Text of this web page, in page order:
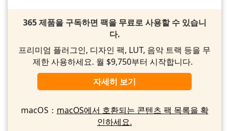
365 제품을 구독하면 팩을 무료로 사용할 수 있습니
다.
프리미엄 플러그인, 디자인 팩, LUT, 음악 트랙 등을 무
제한 사용하세요. 월 $9,750부터 시작합니다.
자세히 보기
macOS： macOS에서 호환되는 콘텐츠 팩 목록을 확
인하세요.